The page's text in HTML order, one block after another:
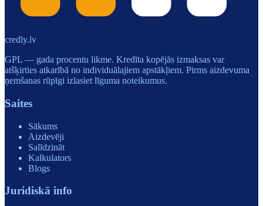
credly.lv
GPL — gada procentu likme. Kredīta kopējās izmaksas var
atšķirties atkarībā no individuālajiem apstākļiem. Pirms aizdevuma
ņemšanas rūpīgi izlasiet līguma noteikumus.
Saites
Sākums
Aizdevēji
Salīdzināt
Kalkulators
Blogs
Juridiskā info